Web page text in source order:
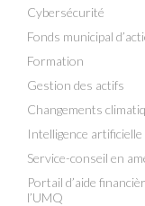
Cybersécurité
Fonds municipal
Formation
Gestion des actifs
Changements
Intelligence artificielle
Service-conseil en
Portail d’aide
l’UMQ